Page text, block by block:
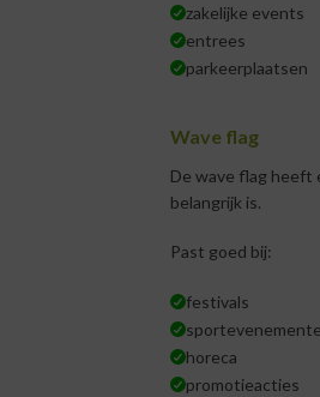
zakelijke events
entrees
parkeerplaatsen
Wave flag
De wave flag heeft
belangrijk is.
Past goed bij:
festivals
horeca
promotieacties